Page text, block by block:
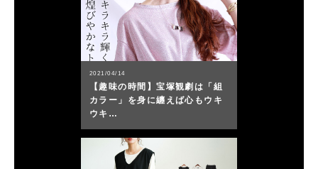
2021/04/14
【趣味の時間】宝塚観劇は「組
カラー」を身に纏えば心もウキ
ウキ…